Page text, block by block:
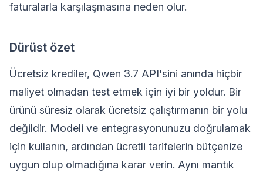
faturalarla karşılaşmasına neden olur.
Dürüst özet
Ücretsiz krediler, Qwen 3.7 API'sini anında hiçbir
maliyet olmadan test etmek için iyi bir yoldur. Bir
ürünü süresiz olarak ücretsiz çalıştırmanın bir yolu
değildir. Modeli ve entegrasyonunuzu doğrulamak
için kullanın, ardından ücretli tarifelerin bütçenize
uygun olup olmadığına karar verin. Aynı mantık